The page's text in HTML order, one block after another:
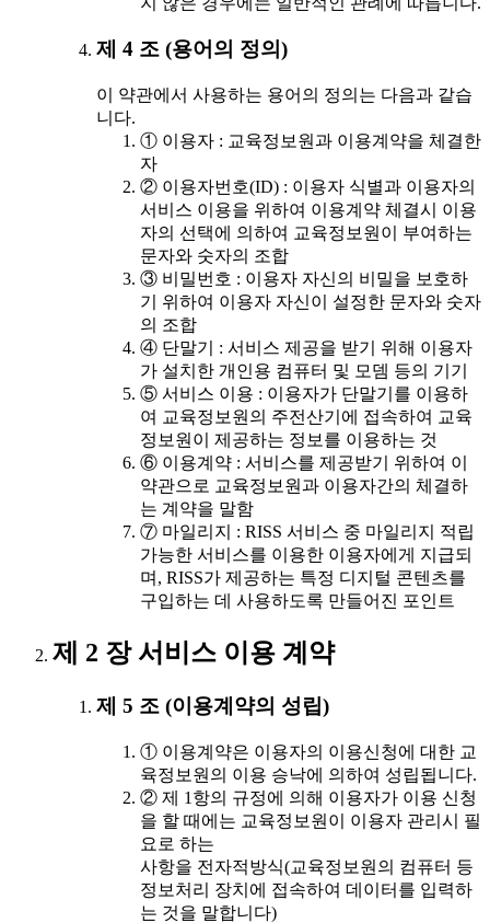
제 4 조 (용어의 정의)
이 약관에서 사용하는 용어의 정의는 다음과 같습
니다.
① 이용자 : 교육정보원과 이용계약을 체결한
자
② 이용자번호(ID) : 이용자 식별과 이용자의
서비스 이용을 위하여 이용계약 체결시 이용
자의 선택에 의하여 교육정보원이 부여하는
문자와 숫자의 조합
③ 비밀번호 : 이용자 자신의 비밀을 보호하
기 위하여 이용자 자신이 설정한 문자와 숫자
의 조합
④ 단말기 : 서비스 제공을 받기 위해 이용자
가 설치한 개인용 컴퓨터 및 모뎀 등의 기기
⑤ 서비스 이용 : 이용자가 단말기를 이용하
여 교육정보원의 주전산기에 접속하여 교육
정보원이 제공하는 정보를 이용하는 것
⑥ 이용계약 : 서비스를 제공받기 위하여 이
약관으로 교육정보원과 이용자간의 체결하
는 계약을 말함
⑦ 마일리지 : RISS 서비스 중 마일리지 적립
가능한 서비스를 이용한 이용자에게 지급되
며, RISS가 제공하는 특정 디지털 콘텐츠를
구입하는 데 사용하도록 만들어진 포인트
제 2 장 서비스 이용 계약
제 5 조 (이용계약의 성립)
① 이용계약은 이용자의 이용신청에 대한 교
육정보원의 이용 승낙에 의하여 성립됩니다.
② 제 1항의 규정에 의해 이용자가 이용 신청
을 할 때에는 교육정보원이 이용자 관리시 필
요로 하는
사항을 전자적방식(교육정보원의 컴퓨터 등
정보처리 장치에 접속하여 데이터를 입력하
는 것을 말합니다)